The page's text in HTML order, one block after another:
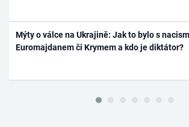
Mýty o válce na Ukrajině: Jak to bylo s
Euromajdanem či Krymem a kdo je diktátor?